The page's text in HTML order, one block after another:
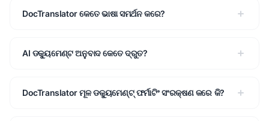
DocTranslator କେତେ ଭାଷା ସମର୍ଥନ କରେ?
AI ଡକ୍ୟୁମେଣ୍ଟ ଅନୁବାଦ କେତେ ଦ୍ରୁତ?
DocTranslator ମୂଳ ଡକ୍ୟୁମେଣ୍ଟ୍ ଫର୍ମାଟିଂ ସଂରକ୍ଷଣ କରେ କି?